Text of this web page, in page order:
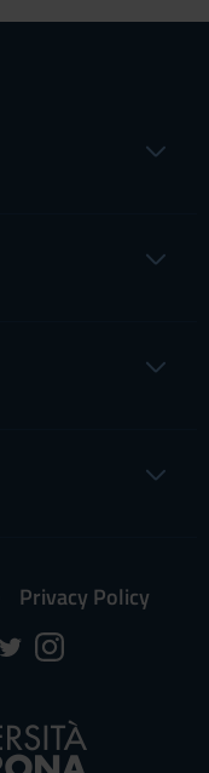
Privacy Policy